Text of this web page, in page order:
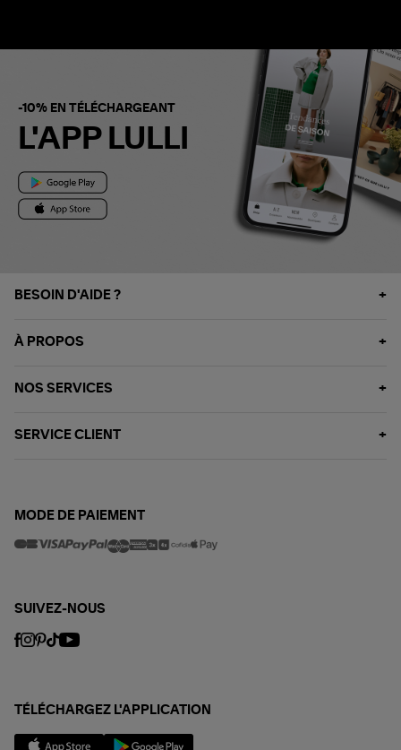
-10% EN TÉLÉCHARGEANT
L'APP LULLI
BESOIN D'AIDE ?
À PROPOS
NOS SERVICES
SERVICE CLIENT
MODE DE PAIEMENT
SUIVEZ-NOUS
TÉLÉCHARGEZ L'APPLICATION